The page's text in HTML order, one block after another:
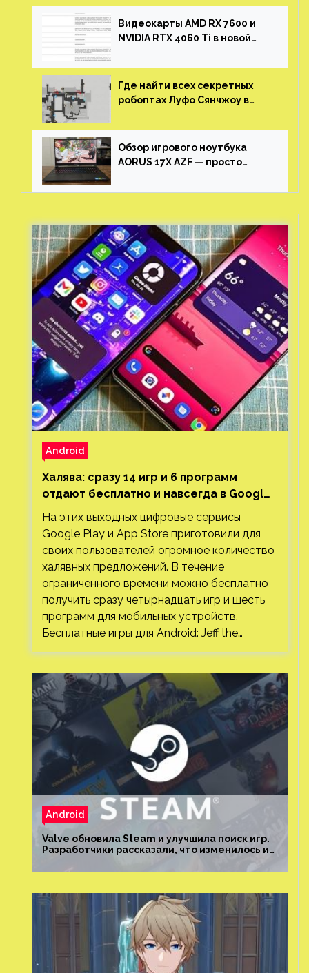
Видеокарты AMD RX 7600 и
NVIDIA RTX 4060 Ti в новой
Где найти всех секретных
робоптах Луфо Сянчжоу в
Обзор игрового ноутбука
AORUS 17X AZF — просто
Android
Халява: сразу 14 игр и 6 программ
отдают бесплатно и навсегда в Google
Play и App Store. Есть проект с 1 млн
загрузок
На этих выходных цифровые сервисы
Google Play и App Store приготовили для
своих пользователей огромное количество
халявных предложений. В течение
ограниченного времени можно бесплатно
получить сразу четырнадцать игр и шесть
программ для мобильных устройств.
Бесплатные игры для Android: Jeff the…
Android
Valve обновила Steam и улучшила поиск игр.
Разработчики рассказали, что изменилось и